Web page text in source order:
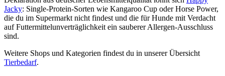
Jacky: Single-Protein-Sorten wie Kangaroo Cup oder Horse Power,
die du im Supermarkt nicht findest und die für Hunde mit Verdacht
auf Futtermittelunverträglichkeit ein sauberer Allergen-Ausschluss
sind.
Weitere Shops und Kategorien findest du in unserer Übersicht
Tierbedarf.